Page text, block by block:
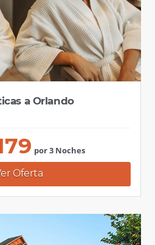
a Orlando
por 3 Noches
Oferta